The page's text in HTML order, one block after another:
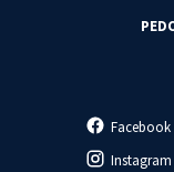
Facebook
Instagram